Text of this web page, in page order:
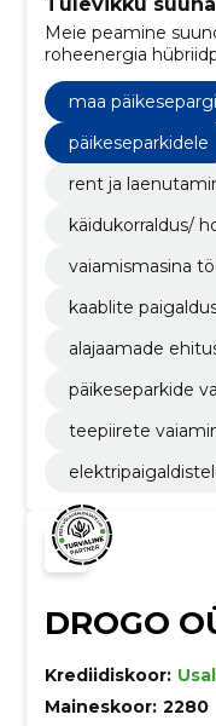
Meie peamine
roheenergia
juhtivaid tegijaid
maa
päikeseparkidele
rent ja
käidukorraldus/
vaiamismasina
kaablite
alajaamade
päikeseparkide
teepiirete
DROGO
Krediidiskoor:
Maineskoor: 2280